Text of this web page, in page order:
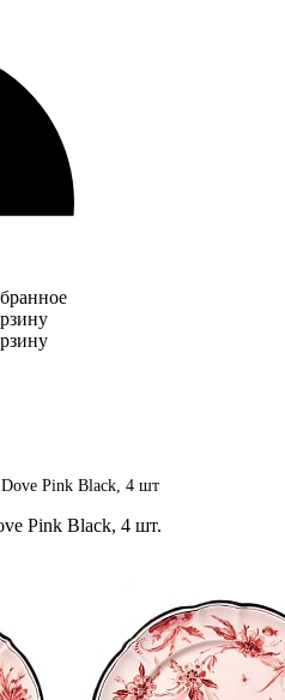
Pink Black, 4 шт
Pink Black, 4 шт.